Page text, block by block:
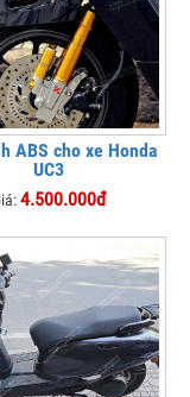
ABS cho xe Honda
UC3
4.500.000đ